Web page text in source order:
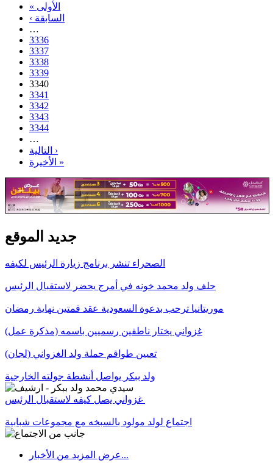
« الأولى
‹ السابقة
…
3336
3337
3338
3339
3340
3341
3342
3343
3344
…
التالية ›
الأخيرة »
جديد الموقع
الصحراء تنشر برنامج زيارة الرئيس لكيفه
حلف ولد محمد خونه في أمرج يحضر لاستقبال الرئيس
موريتانيا ترحب بدعوة السعودية عقد قمتين نهاية رمضان
غزواني يختار ناطقين رسميين باسمه (مذكرة عمل)
تعيين طواقم حملة ولد الغزواني (لجان)
ولد ببكر يواصل أنشطة جولته الخارجية
اجتماع لولد مولود بالسبخه مع مجموعات شبابية
عرض المزيد من الأخبار...